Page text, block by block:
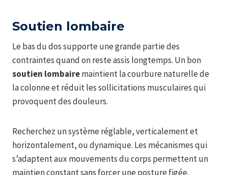
Soutien lombaire
Le bas du dos supporte une grande partie des
contraintes quand on reste assis longtemps. Un bon
soutien lombairemaintient la courbure naturelle de
la colonne et réduit les sollicitations musculaires qui
provoquent des douleurs.
Recherchez un système réglable, verticalement et
horizontalement, ou dynamique. Les mécanismes qui
s’adaptent aux mouvements du corps permettent un
maintien constant sans forcer une posture figée.